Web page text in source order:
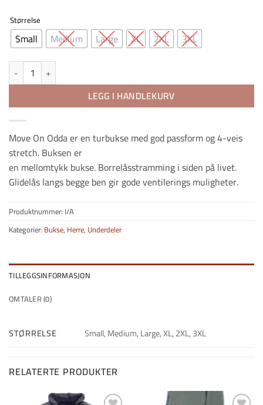
Størrelse
Small Medium Large XL 2XL 3XL
Move On Odda Brent Orange turbukse herre antall
LEGG I HANDLEKURV
Move On Odda er en turbukse med god passform og 4-veis
stretch. Buksen er
en mellomtykk bukse. Borrelåsstramming i siden på livet.
Glidelås langs begge ben gir gode ventilerings muligheter.
Produktnummer: I/A
Kategorier: Bukse, Herre, Underdeler
TILLEGGSINFORMASJON
OMTALER (0)
STØRRELSE Small, Medium, Large, XL, 2XL, 3XL
RELATERTE PRODUKTER